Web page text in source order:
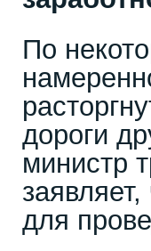
По
дороги
министр
для